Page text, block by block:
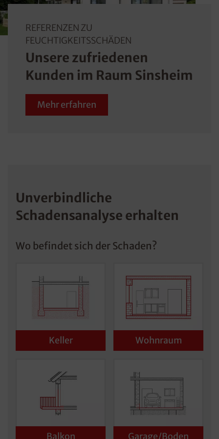
REFERENZEN ZU
FEUCHTIGKEITSSCHÄDEN
Unsere zufriedenen
Kunden im Raum Sinsheim
Mehr erfahren
Unverbindliche
Schadensanalyse erhalten
Wo befindet sich der Schaden?
Keller Wohnraum
Balkon Garage/Boden